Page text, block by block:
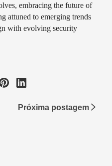
Próxima postagem